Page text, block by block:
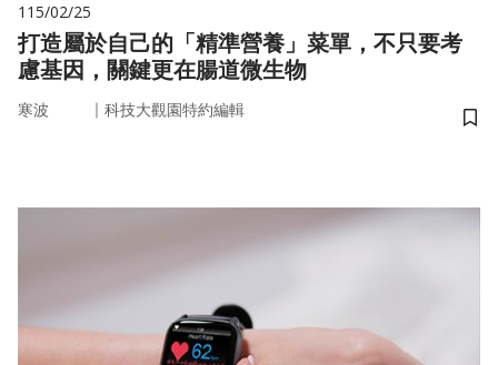
115/02/25
打造屬於自己的「精準營養」菜單，不只要考
慮基因，關鍵更在腸道微生物
寒波 ｜ 科技大觀園特約編輯
儲